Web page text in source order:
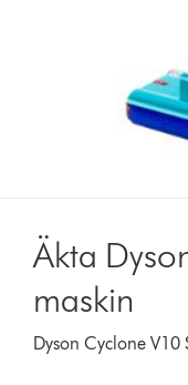
Äkta
maskin
Dyson Cyclone V10